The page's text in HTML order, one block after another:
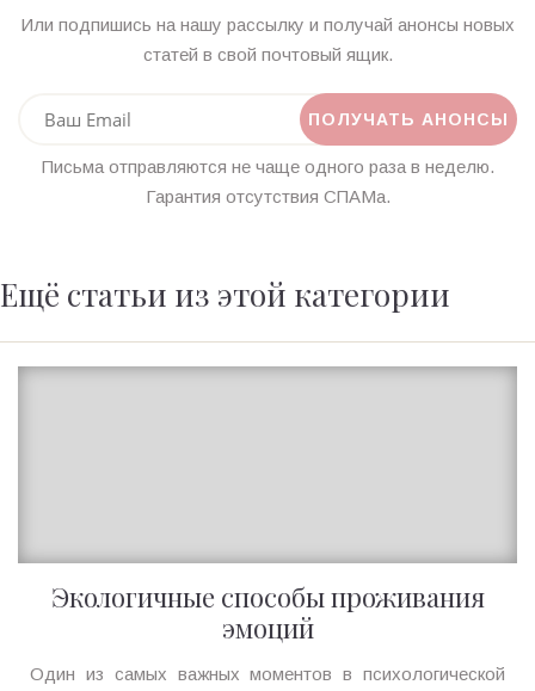
Или подпишись на нашу рассылку и получай анонсы новых
статей в свой почтовый ящик.
Письма отправляются не чаще одного раза в неделю.
Гарантия отсутствия СПАМа.
Ещё статьи из этой категории
Экологичные способы проживания
эмоций
Ирина
Один из самых важных моментов в психологической